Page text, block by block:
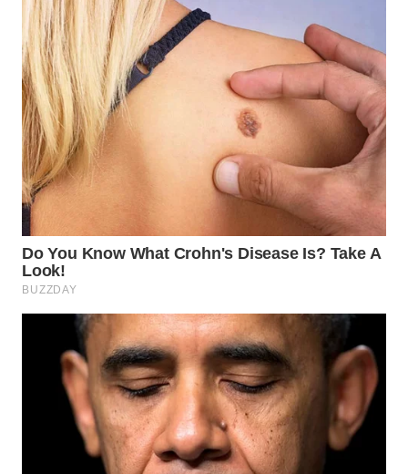
WN
PRIANGAN
TIMUR
WN
SEMARANG
WN
SOLO
WN
BOROBUDUR
MADURA
WN
SURABAYA